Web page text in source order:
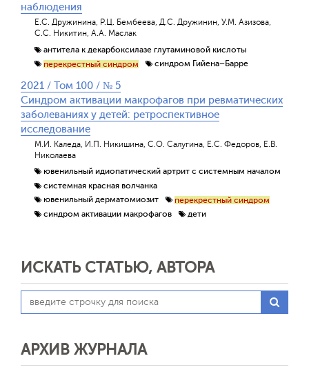
наблюдения
Е.С. Дружинина, Р.Ц. Бембеева, Д.С. Дружинин, У.М. Азизова,
С.С. Никитин, А.А. Маслак
антитела к декарбоксилазе глутаминовой кислоты
перекрестный синдром
синдром Гийена–Барре
2021 / Том 100 / № 5
Синдром активации макрофагов при ревматических
заболеваниях у детей: ретроспективное
исследование
М.И. Каледа, И.П. Никишина, С.О. Салугина, Е.С. Федоров, Е.В.
Николаева
ювенильный идиопатический артрит с системным началом
системная красная волчанка
ювенильный дерматомиозит
перекрестный синдром
синдром активации макрофагов
дети
ИСКАТЬ СТАТЬЮ, АВТОРА
АРХИВ ЖУРНАЛА